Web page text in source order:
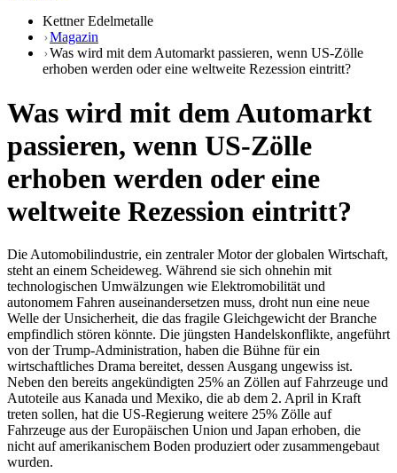
Kettner Edelmetalle
Magazin
Was wird mit dem Automarkt passieren, wenn US-Zölle
erhoben werden oder eine weltweite Rezession eintritt?
Was wird mit dem Automarkt
passieren, wenn US-Zölle
erhoben werden oder eine
weltweite Rezession eintritt?
Die Automobilindustrie, ein zentraler Motor der globalen Wirtschaft,
steht an einem Scheideweg. Während sie sich ohnehin mit
technologischen Umwälzungen wie Elektromobilität und
autonomem Fahren auseinandersetzen muss, droht nun eine neue
Welle der Unsicherheit, die das fragile Gleichgewicht der Branche
empfindlich stören könnte. Die jüngsten Handelskonflikte, angeführt
von der Trump-Administration, haben die Bühne für ein
wirtschaftliches Drama bereitet, dessen Ausgang ungewiss ist.
Neben den bereits angekündigten 25% an Zöllen auf Fahrzeuge und
Autoteile aus Kanada und Mexiko, die ab dem 2. April in Kraft
treten sollen, hat die US-Regierung weitere 25% Zölle auf
Fahrzeuge aus der Europäischen Union und Japan erhoben, die
nicht auf amerikanischem Boden produziert oder zusammengebaut
wurden.